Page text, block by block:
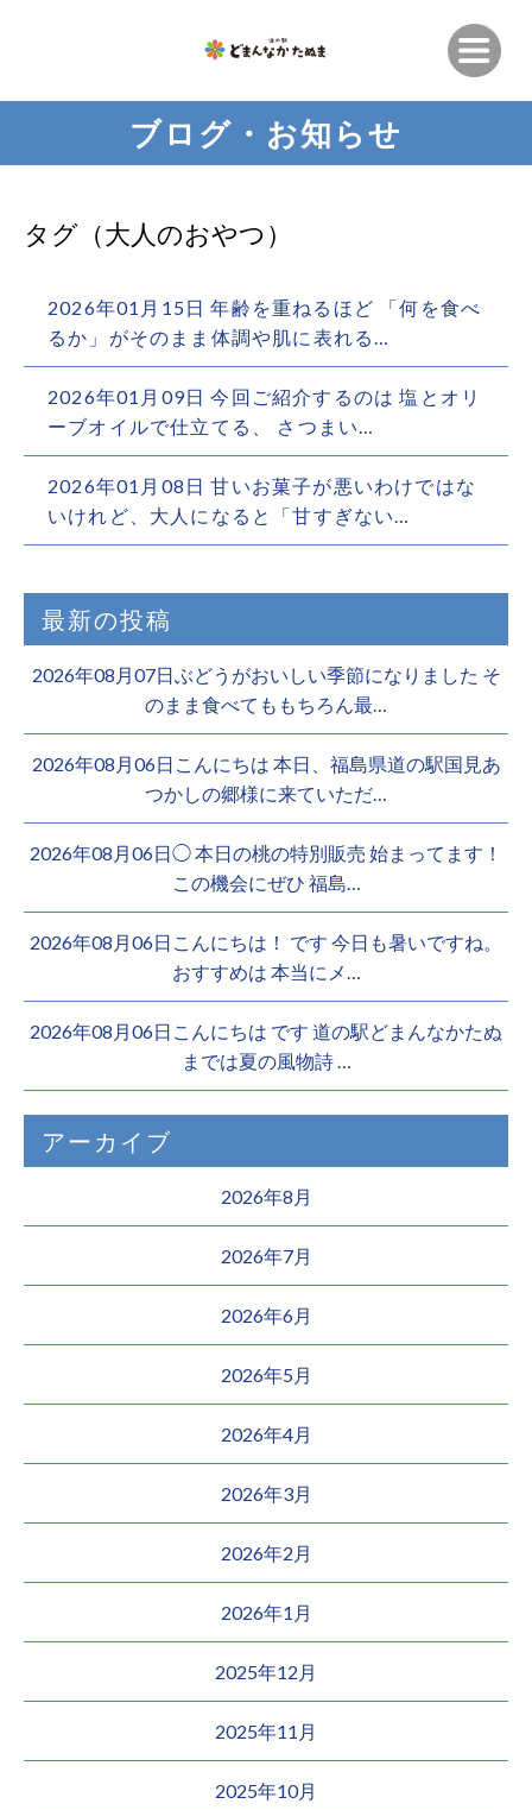
ブログ・お知らせ
タグ（大人のおやつ）
2026年01月15日 年齢を重ねるほど 「何を食べ
るか」がそのまま体調や肌に表れる…
2026年01月09日 今回ご紹介するのは 塩とオリ
ーブオイルで仕立てる、 さつまい…
2026年01月08日 甘いお菓子が悪いわけではな
いけれど、大人になると「甘すぎない…
最新の投稿
2026年08月07日ぶどうがおいしい季節になりました そ
のまま食べてももちろん最…
2026年08月06日こんにちは 本日、福島県道の駅国見あ
つかしの郷様に来ていただ…
2026年08月06日◯ 本日の桃の特別販売 始まってます！
この機会にぜひ 福島…
2026年08月06日こんにちは！ です 今日も暑いですね。
おすすめは 本当にメ…
2026年08月06日こんにちは︎ です️ 道の駅どまんなかたぬ
までは夏の風物詩 …
アーカイブ
2026年8月
2026年7月
2026年6月
2026年5月
2026年4月
2026年3月
2026年2月
2026年1月
2025年12月
2025年11月
2025年10月